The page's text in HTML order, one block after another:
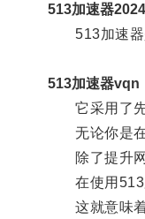
513加速器2024
513加速器
513加速器vqn
它采用了先
无论你是在
除了提升网
在使用513加
这就意味着